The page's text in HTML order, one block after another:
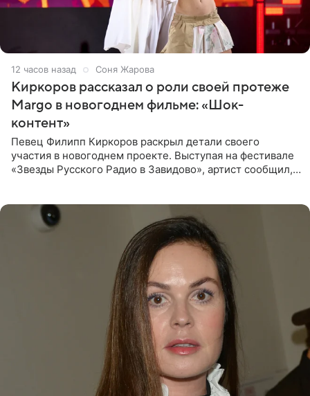
12 часов назад Соня Жарова
Киркоров рассказал о роли своей протеже
Margo в новогоднем фильме: «Шок-
контент»
Певец Филипп Киркоров раскрыл детали своего
участия в новогоднем проекте. Выступая на фестивале
«Звезды Русского Радио в Завидово», артист сообщил,